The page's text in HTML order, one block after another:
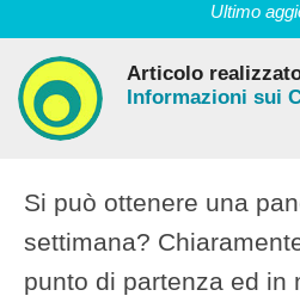
Ultimo
Articolo
Informazioni sui
Si può ottenere una
settimana?
punto di partenza ed in